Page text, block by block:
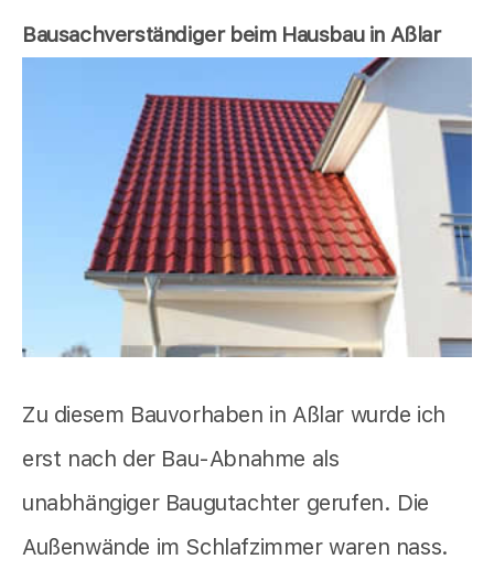
Bausachverständiger beim Hausbau in Aßlar
Zu diesem Bauvorhaben in Aßlar wurde ich
erst nach der Bau-Abnahme als
unabhängiger Baugutachter gerufen. Die
Außenwände im Schlafzimmer waren nass.